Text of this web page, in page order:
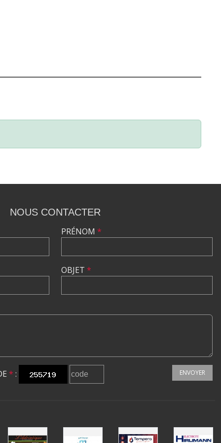
NOUS CONTACTER
PRÉNOM *
OBJET *
* : ENVOYER